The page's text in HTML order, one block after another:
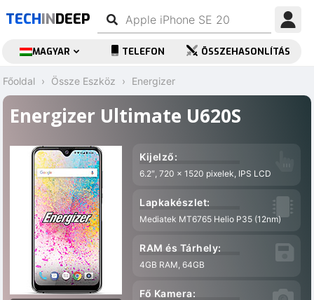
TECHINDEEP
MAGYAR TELEFON ÖSSZEHASONLÍTÁS
Főoldal Össze Eszköz Energizer
Energizer Ultimate U620S
Kijelző:
6.2″, 720 x 1520 pixelek, IPS LCD
Lapkakészlet:
Mediatek MT6765 Helio P35 (12nm)
RAM és Tárhely:
4GB RAM, 64GB
Fő Kamera: